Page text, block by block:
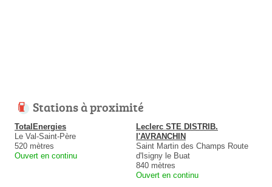
Stations à proximité
TotalEnergies
Le Val-Saint-Père
520 mètres
Ouvert en continu
Leclerc STE DISTRIB.
l'AVRANCHIN
Saint Martin des Champs Route
d'Isigny le Buat
840 mètres
Ouvert en continu